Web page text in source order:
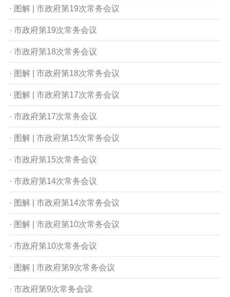
· 图解 | 市政府第19次常务会议
· 市政府第19次常务会议
· 市政府第18次常务会议
· 图解 | 市政府第18次常务会议
· 图解 | 市政府第17次常务会议
· 市政府第17次常务会议
· 图解 | 市政府第15次常务会议
· 市政府第15次常务会议
· 市政府第14次常务会议
· 图解 | 市政府第14次常务会议
· 图解 | 市政府第10次常务会议
· 市政府第10次常务会议
· 图解 | 市政府第9次常务会议
· 市政府第9次常务会议